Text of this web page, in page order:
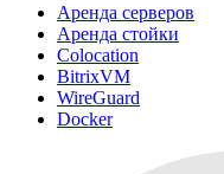
Аренда серверов
Аренда стойки
Colocation
BitrixVM
WireGuard
Docker